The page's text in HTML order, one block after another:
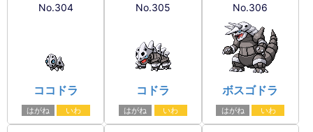
No.304
ココドラ
はがね いわ
No.305
コドラ
はがね いわ
No.306
ボスゴドラ
はがね いわ